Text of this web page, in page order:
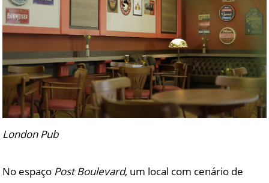
London Pub
No espaço Post Boulevard, um local com cenário de